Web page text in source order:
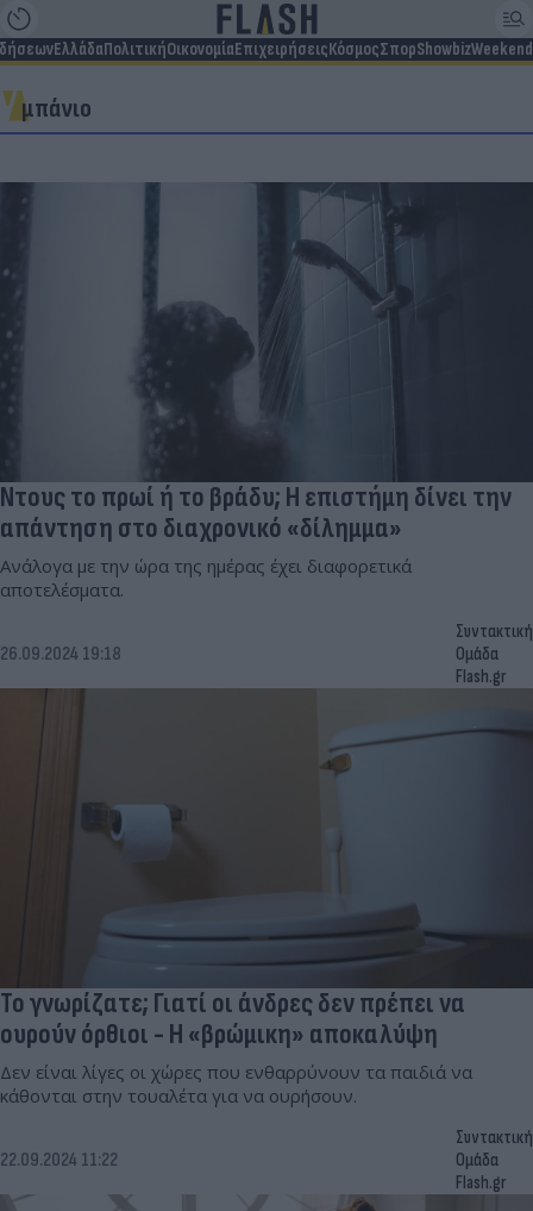
ΕλλάδαΠολιτικήΟικονομίαΕπιχειρήσειςΚόσμοςΣπορShowbizWeekend
μπάνιο
Ντους το πρωί ή το βράδυ; Η επιστήμη δίνει την
απάντηση στο διαχρονικό «δίλημμα»
Ανάλογα με την ώρα της ημέρας έχει διαφορετικά
αποτελέσματα.
26.09.2024 19:18
Συντακτική
Ομάδα
Flash.gr
Το γνωρίζατε; Γιατί οι άνδρες δεν πρέπει να
ουρούν όρθιοι - Η «βρώμικη» αποκαλύψη
Δεν είναι λίγες οι χώρες που ενθαρρύνουν τα παιδιά να
κάθονται στην τουαλέτα για να ουρήσουν.
22.09.2024 11:22
Συντακτική
Ομάδα
Flash.gr